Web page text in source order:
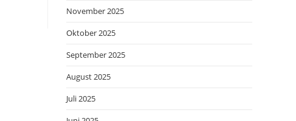
November 2025
Oktober 2025
September 2025
August 2025
Juli 2025